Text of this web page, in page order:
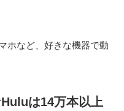
ホなど、好きな機器で動
は14万本以上